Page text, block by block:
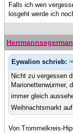
Falls ich wen
losgeht werde ich
Herrmannsegerman
Eywalion schrieb:
Nicht zu vergessen
Marionettenwürmer,
immer gleich
Weihnachtsmarkt
Von Trommelkreis-